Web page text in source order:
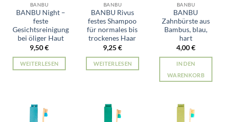
BANBU
BANBU Night –
feste
Gesichtsreinigung
bei öliger Haut
9,50€
WEITERLESEN
BANBU
BANBU Rivus
festes Shampoo
für normales bis
trockenes Haar
9,25€
WEITERLESEN
BANBU
BANBU
Zahnbürste aus
Bambus, blau,
hart
4,00€
IN DEN
WARENKORB